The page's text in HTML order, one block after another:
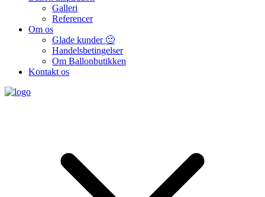
Galleri
Referencer
Om os
Glade kunder 🙂
Handelsbetingelser
Om Ballonbutikken
Kontakt os